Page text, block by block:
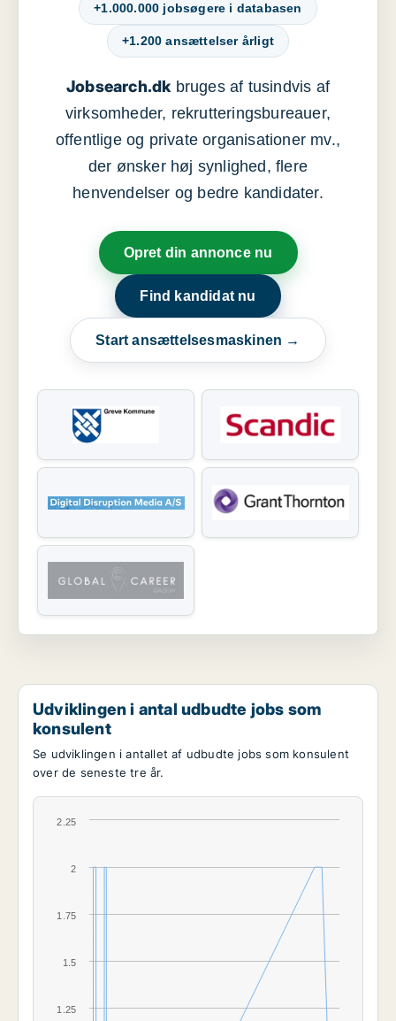
+1.000.000 jobsøgere i databasen
+1.200 ansættelser årligt
Jobsearch.dkbruges af tusindvis af
virksomheder, rekrutteringsbureauer,
offentlige og private organisationer mv.,
der ønsker høj synlighed, flere
henvendelser og bedre kandidater.
Opret din annonce nu
Find kandidat nu
Start ansættelsesmaskinen →
Udviklingen i antal udbudte jobs som
konsulent
Se udviklingen i antallet af udbudte jobs som konsulent
over de seneste tre år.
2
1.25
1.5
1.75
2.25